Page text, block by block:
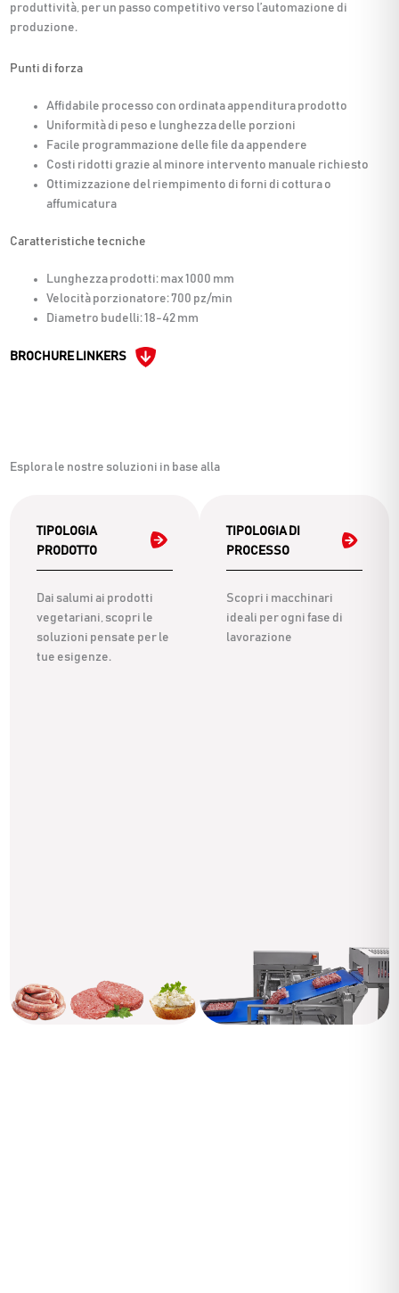
produttività, per un passo competitivo verso l’automazione di
produzione.
Punti di forza
Affidabile processo con ordinata appenditura prodotto
Uniformità di peso e lunghezza delle porzioni
Facile programmazione delle file da appendere
Costi ridotti grazie al minore intervento manuale richiesto
Ottimizzazione del riempimento di forni di cottura o
affumicatura
Caratteristiche tecniche
Lunghezza prodotti: max 1000 mm
Velocità porzionatore: 700 pz/min
Diametro budelli: 18-42 mm
BROCHURE LINKERS
Esplora le nostre soluzioni in base alla
TIPOLOGIA
PRODOTTO
Dai salumi ai prodotti
vegetariani, scopri le
soluzioni pensate per le
tue esigenze.
TIPOLOGIA DI
PROCESSO
Scopri i macchinari
ideali per ogni fase di
lavorazione